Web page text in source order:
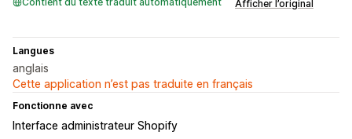
Afficher l’original
Langues
anglais
Cette application n’est pas traduite en français
Fonctionne avec
Interface administrateur Shopify